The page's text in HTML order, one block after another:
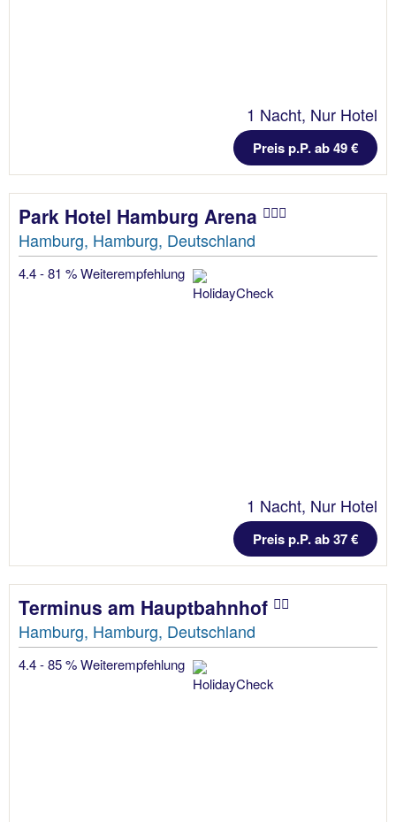
1 Nacht, Nur Hotel
Preis p.P. ab 49 €
Park Hotel Hamburg Arena
Hamburg, Hamburg, Deutschland
4.4 - 81 % Weiterempfehlung
1 Nacht, Nur Hotel
Preis p.P. ab 37 €
Terminus am Hauptbahnhof
Hamburg, Hamburg, Deutschland
4.4 - 85 % Weiterempfehlung